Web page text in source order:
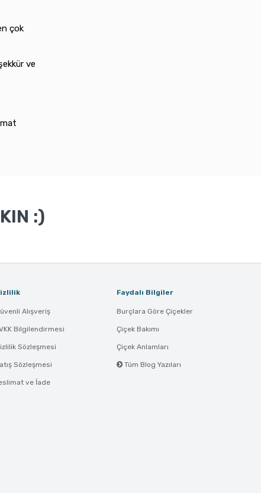
çok
ve
:)
Alışveriş
Bilgilendirmesi
Sözleşmesi
Sözleşmesi
ve İade
Faydalı Bilgiler
Burçlara Göre Çiçekler
Çiçek Bakımı
Çiçek Anlamları
Tüm Blog Yazıları